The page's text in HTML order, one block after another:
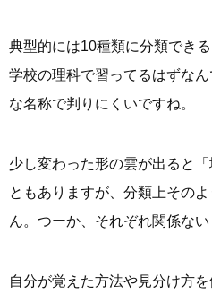
典型的には10種類に分類でき
学校の理科で習ってるはずな
な名称で判りにくいですね。
少し変わった形の雲が出ると
ともありますが、分類上その
ん。つーか、それぞれ関係ない
自分が覚えた方法や見分け方